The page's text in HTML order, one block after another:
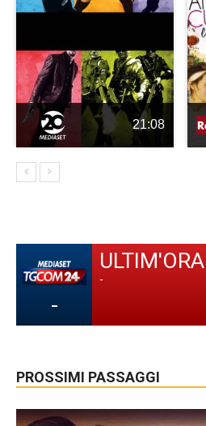
21:08
-
ULTIM'ORA
-
PROSSIMI PASSAGGI